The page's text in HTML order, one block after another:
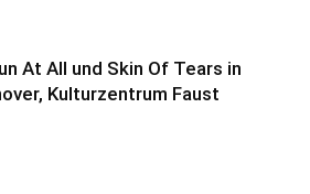
At All und Skin Of Tears in
Kulturzentrum Faust